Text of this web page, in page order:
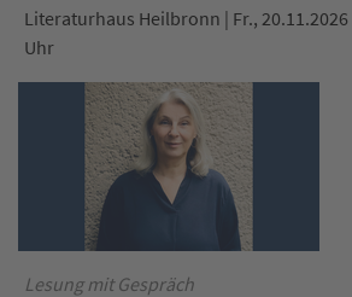
Literaturhaus Heilbronn | Fr., 20.11.2026
Uhr
Lesung mit Gespräch